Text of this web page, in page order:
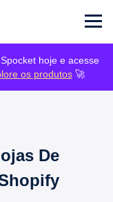
hoje e acesse
os produtos🚀
De